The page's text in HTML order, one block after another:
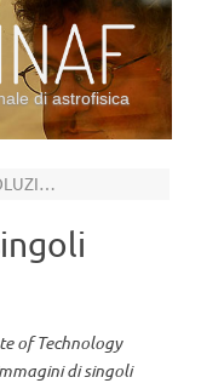
di astrofisica
GRAZIE ALLA MICROSCOPIA CON RISOLUZIONE ATOMICA
of Technology
di singoli